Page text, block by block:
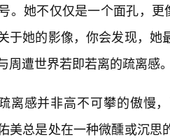
。她不仅仅是一个面孔，
于她的影像，你会发现，
周遭世界若即若离的疏离感
离感并非高不可攀的傲慢
美总是处在一种微醺或沉